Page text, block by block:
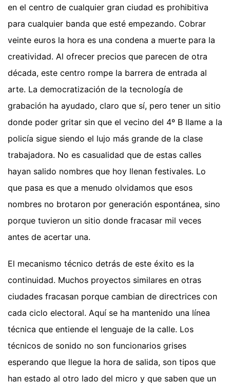
en el centro de cualquier gran ciudad es prohibitiva
para cualquier banda que esté empezando. Cobrar
veinte euros la hora es una condena a muerte para la
creatividad. Al ofrecer precios que parecen de otra
década, este centro rompe la barrera de entrada al
arte. La democratización de la tecnología de
grabación ha ayudado, claro que sí, pero tener un sitio
donde poder gritar sin que el vecino del 4º B llame a la
policía sigue siendo el lujo más grande de la clase
trabajadora. No es casualidad que de estas calles
hayan salido nombres que hoy llenan festivales. Lo
que pasa es que a menudo olvidamos que esos
nombres no brotaron por generación espontánea, sino
porque tuvieron un sitio donde fracasar mil veces
antes de acertar una.
El mecanismo técnico detrás de este éxito es la
continuidad. Muchos proyectos similares en otras
ciudades fracasan porque cambian de directrices con
cada ciclo electoral. Aquí se ha mantenido una línea
técnica que entiende el lenguaje de la calle. Los
técnicos de sonido no son funcionarios grises
esperando que llegue la hora de salida, son tipos que
han estado al otro lado del micro y que saben que un